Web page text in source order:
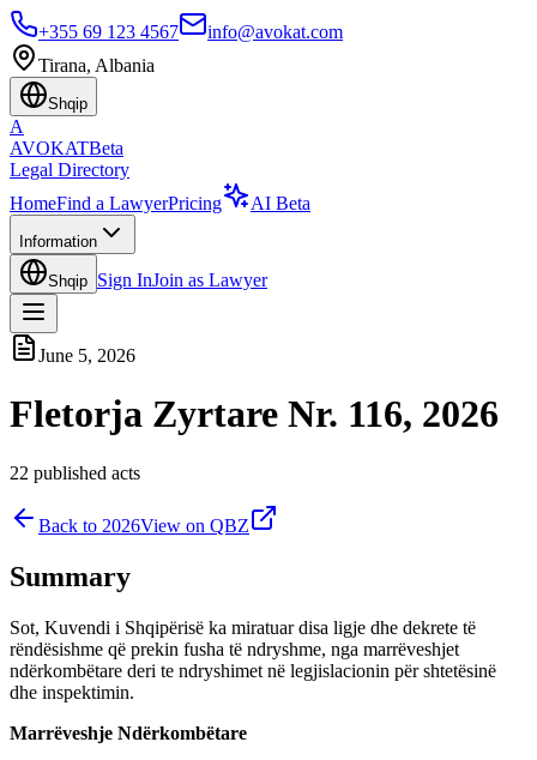
+355 69 123 4567
info@avokat.com
Tirana, Albania
Shqip
A
AVOKATBeta
Legal Directory
HomeFind a LawyerPricing AI Beta
Information
Shqip Sign InJoin as Lawyer
June 5, 2026
Fletorja Zyrtare Nr. 116, 2026
22 published acts
Back to 2026View on QBZ
Summary
Sot, Kuvendi i Shqipërisë ka miratuar disa ligje dhe dekrete të
rëndësishme që prekin fusha të ndryshme, nga marrëveshjet
ndërkombëtare deri te ndryshimet në legjislacionin për shtetësinë
dhe inspektimin.
Marrëveshje Ndërkombëtare